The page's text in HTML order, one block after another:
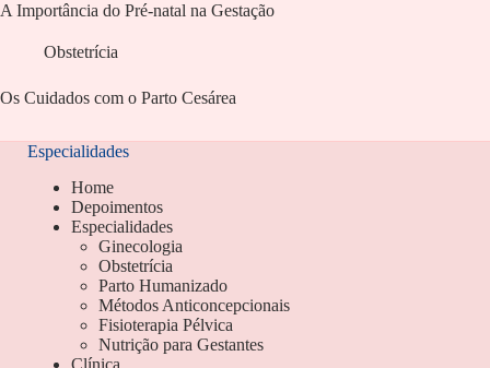
A Importância do Pré-natal na Gestação
Obstetrícia
Os Cuidados com o Parto Cesárea
Especialidades
Home
Depoimentos
Especialidades
Ginecologia
Obstetrícia
Parto Humanizado
Métodos Anticoncepcionais
Fisioterapia Pélvica
Nutrição para Gestantes